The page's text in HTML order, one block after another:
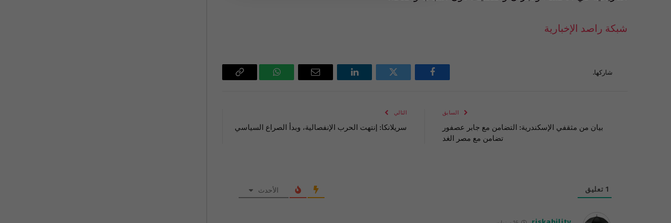
شبكة راصد الإخبارية
شاركها.
فيسبوك تويتر لينكدإن
البريد
واتساب
Copy
السابق
بيان من مثقفي الإسكندرية: التضامن مع جابر عصفور
تضامن مع مصر الغد
التالي
سريلانكا: إنتهت الحرب الإنفصالية، وبدأ الصراع السياسي
1 تعليق الأحدث